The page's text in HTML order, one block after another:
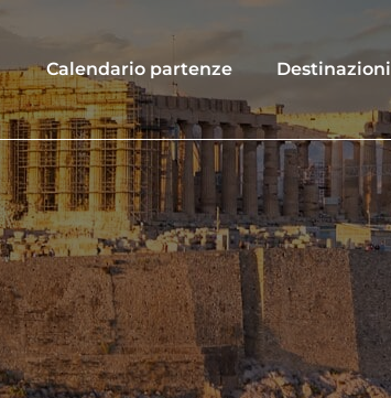
Calendario partenze Destinazioni